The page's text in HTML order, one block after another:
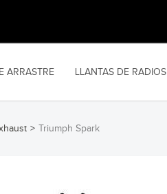
ARRASTRE LLANTAS DE RADIOS
> Triumph Spark